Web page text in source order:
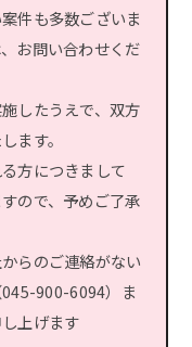
件も多数ございま
お問い合わせくだ
したうえで、双方
ます。
方につきまして
ので、予めご了承
らのご連絡がない
900-6094）ま
上げます